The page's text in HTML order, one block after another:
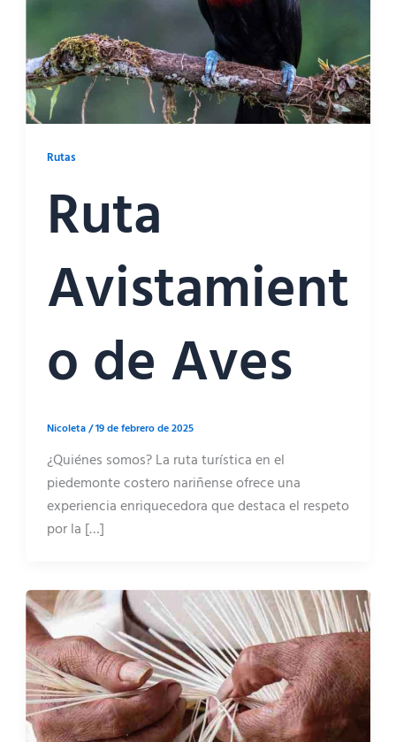
Rutas
Ruta
Avistamient
o de Aves
Nicoleta/19 de febrero de 2025
¿Quiénes somos? La ruta turística en el
piedemonte costero nariñense ofrece una
experiencia enriquecedora que destaca el respeto
por la […]